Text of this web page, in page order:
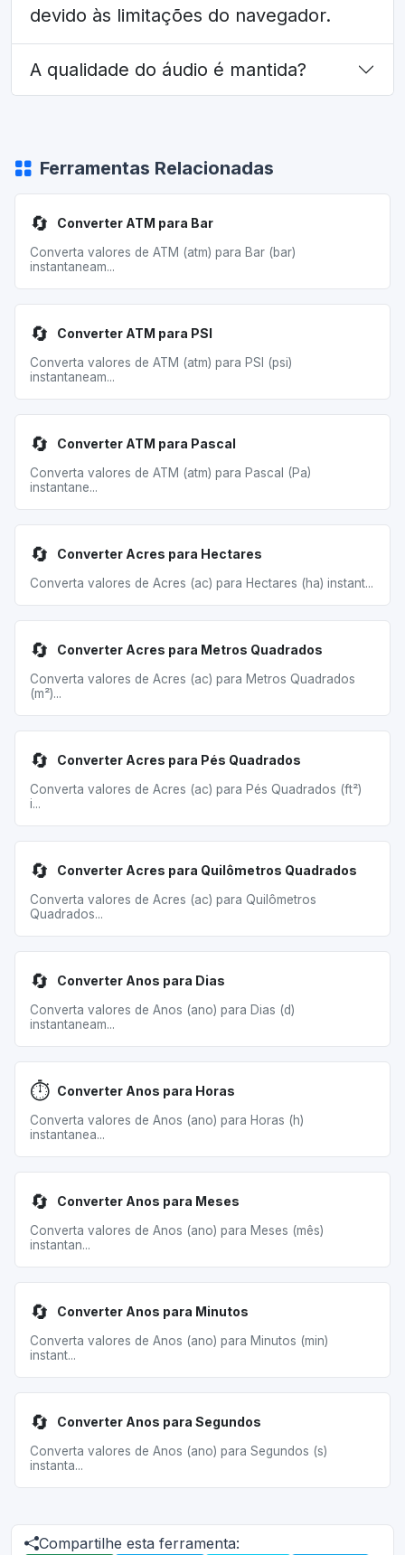
devido às limitações do navegador.
A qualidade do áudio é mantida?
Ferramentas Relacionadas
🔄 Converter ATM para Bar
Converta valores de ATM (atm) para Bar (bar)
instantaneam...
🔄 Converter ATM para PSI
Converta valores de ATM (atm) para PSI (psi)
instantaneam...
🔄 Converter ATM para Pascal
Converta valores de ATM (atm) para Pascal (Pa)
instantane...
🔄 Converter Acres para Hectares
Converta valores de Acres (ac) para Hectares (ha) instant...
🔄 Converter Acres para Metros Quadrados
Converta valores de Acres (ac) para Metros Quadrados
(m²)...
🔄 Converter Acres para Pés Quadrados
Converta valores de Acres (ac) para Pés Quadrados (ft²)
i...
🔄 Converter Acres para Quilômetros Quadrados
Converta valores de Acres (ac) para Quilômetros
Quadrados...
🔄 Converter Anos para Dias
Converta valores de Anos (ano) para Dias (d)
instantaneam...
⏱️ Converter Anos para Horas
Converta valores de Anos (ano) para Horas (h)
instantanea...
🔄 Converter Anos para Meses
Converta valores de Anos (ano) para Meses (mês)
instantan...
🔄 Converter Anos para Minutos
Converta valores de Anos (ano) para Minutos (min)
instant...
🔄 Converter Anos para Segundos
Converta valores de Anos (ano) para Segundos (s)
instanta...
Compartilhe esta ferramenta: